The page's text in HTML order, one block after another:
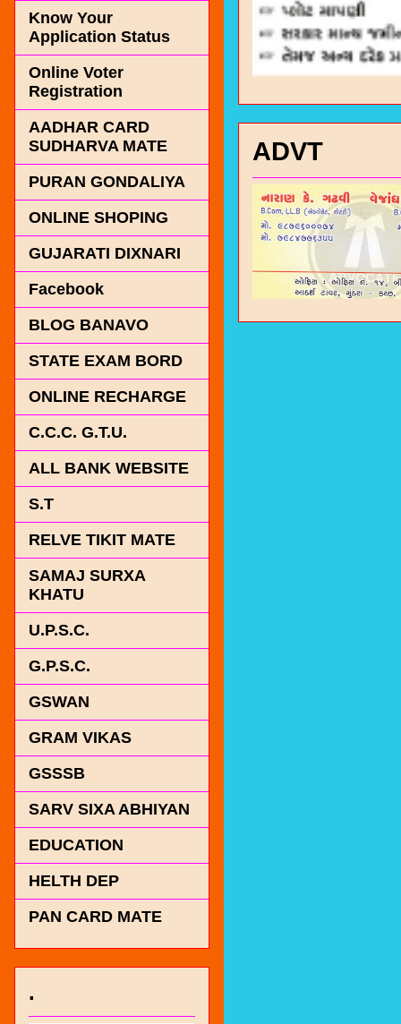
ADVT
Know Your
Application Status
Online Voter
Registration
AADHAR CARD
SUDHARVA MATE
PURAN GONDALIYA
ONLINE SHOPING
GUJARATI DIXNARI
Facebook
BLOG BANAVO
STATE EXAM BORD
ONLINE RECHARGE
C.C.C. G.T.U.
ALL BANK WEBSITE
S.T
RELVE TIKIT MATE
SAMAJ SURXA
KHATU
U.P.S.C.
G.P.S.C.
GSWAN
GRAM VIKAS
GSSSB
SARV SIXA ABHIYAN
EDUCATION
HELTH DEP
PAN CARD MATE
.